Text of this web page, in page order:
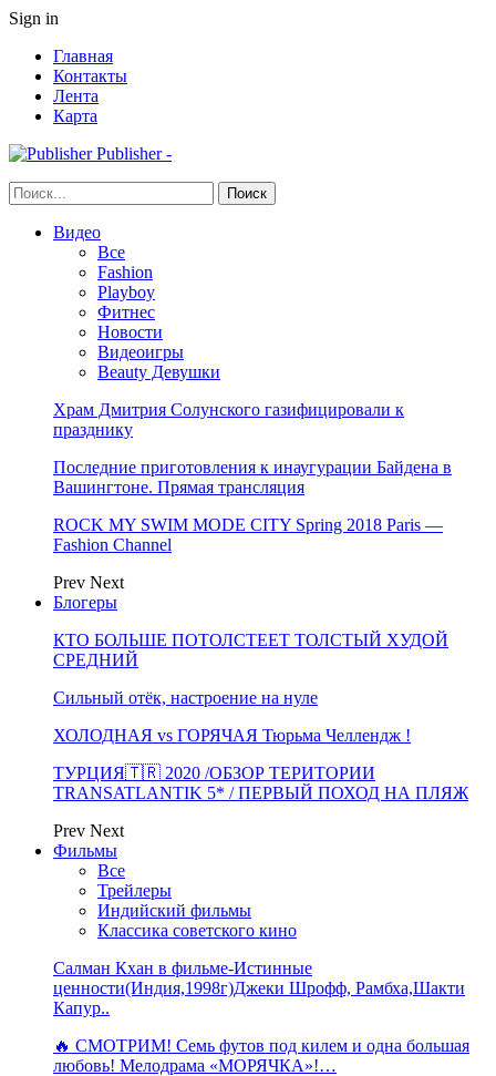
Sign in
Главная
Контакты
Лента
Карта
Publisher -
Видео
Все
Fashion
Playboy
Фитнес
Новости
Видеоигры
Beauty Девушки
Храм Дмитрия Солунского газифицировали к
празднику
Последние приготовления к инаугурации Байдена в
Вашингтоне. Прямая трансляция
ROCK MY SWIM MODE CITY Spring 2018 Paris —
Fashion Channel
Prev Next
Блогеры
КТО БОЛЬШЕ ПОТОЛСТЕЕТ ТОЛСТЫЙ ХУДОЙ
СРЕДНИЙ
Сильный отёк, настроение на нуле
ХОЛОДНАЯ vs ГОРЯЧАЯ Тюрьма Челлендж !
ТУРЦИЯ🇹🇷 2020 /ОБЗОР ТЕРИТОРИИ
TRANSATLANTIK 5* / ПЕРВЫЙ ПОХОД НА ПЛЯЖ
Prev Next
Фильмы
Все
Трейлеры
Индийский фильмы
Классика советского кино
Салман Кхан в фильме-Истинные
ценности(Индия,1998г)Джеки Шрофф, Рамбха,Шакти
Капур..
🔥 СМОТРИМ! Семь футов под килем и одна большая
любовь! Мелодрама «МОРЯЧКА»!…